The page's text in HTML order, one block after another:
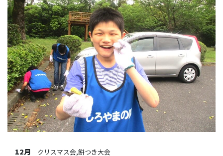
12月 クリスマス会,餅つき大会